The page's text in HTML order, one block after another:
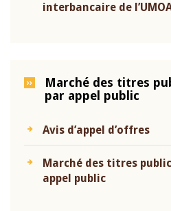
interbancaire de
Marché des titres
par appel public
Avis d’appel d’offres
Marché des titres
appel public